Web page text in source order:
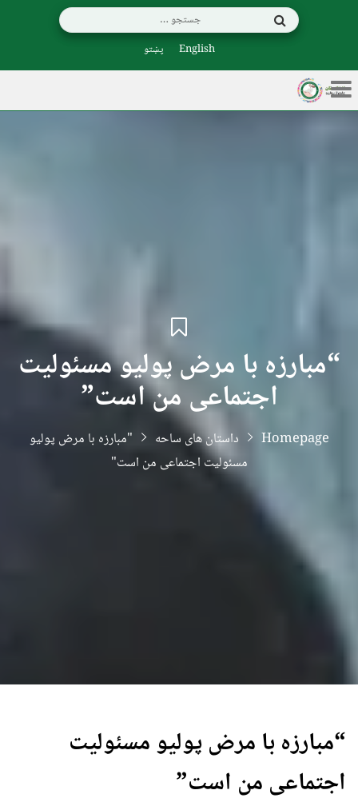
English پښتو
“مبارزه با مرض پولیو مسئولیت
اجتماعی من است”
Homepage داستان های ساحه
"مبارزه با مرض پولیو
مسئولیت اجتماعی من است"
“مبارزه با مرض پولیو مسئولیت
اجتماعی من است”